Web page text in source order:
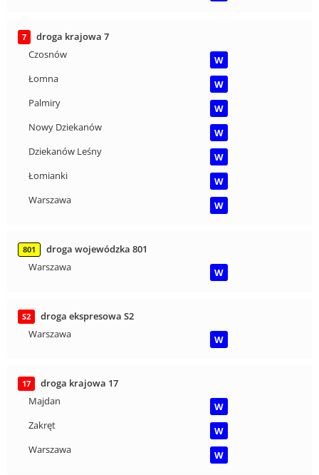
7
droga krajowa 7
Czosnów
W
Łomna
W
Palmiry
W
Nowy Dziekanów
W
Dziekanów Leśny
W
Łomianki
W
Warszawa
W
801
droga wojewódzka 801
Warszawa
W
S2
droga ekspresowa S2
Warszawa
W
17
droga krajowa 17
Majdan
W
Zakręt
W
Warszawa
W